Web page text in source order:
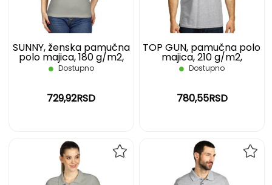
SUNNY, ženska pamučna
polo majica, 180 g/m2,
siva, S
Dostupno
729,92RSD
TOP GUN, pamučna polo
majica, 210 g/m2,
pepeljasta, S
Dostupno
780,55RSD